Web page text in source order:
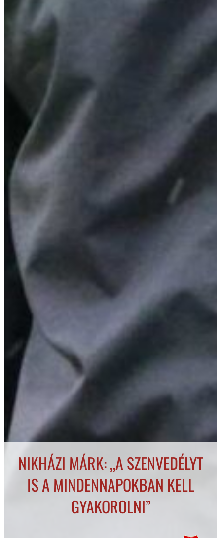
NIKHÁZI MÁRK: „A SZENVEDÉLYT
IS A MINDENNAPOKBAN KELL
GYAKOROLNI”